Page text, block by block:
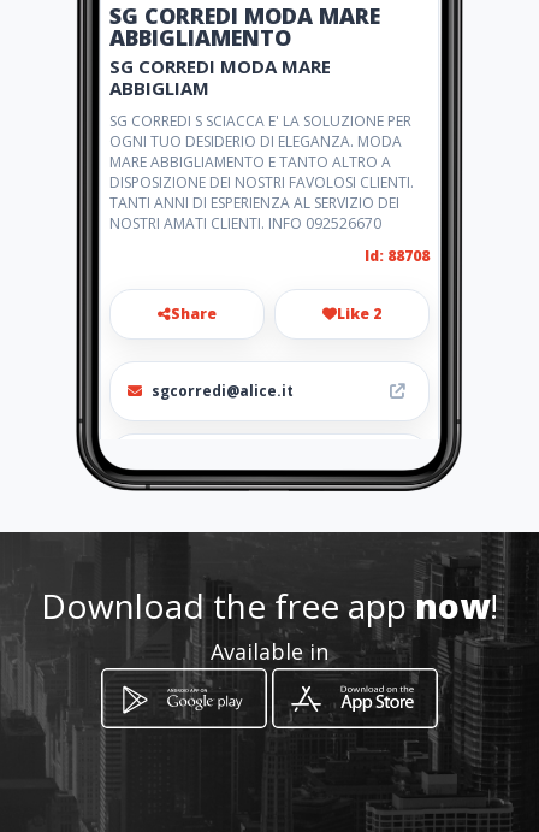
SG CORREDI MODA MARE
ABBIGLIAMENTO
SG CORREDI MODA MARE
ABBIGLIAM
SG CORREDI S SCIACCA E' LA SOLUZIONE PER
OGNI TUO DESIDERIO DI ELEGANZA. MODA
MARE ABBIGLIAMENTO E TANTO ALTRO A
DISPOSIZIONE DEI NOSTRI FAVOLOSI CLIENTI.
TANTI ANNI DI ESPERIENZA AL SERVIZIO DEI
NOSTRI AMATI CLIENTI. INFO 092526670
Id: 88708
Share Like 2
sgcorredi@alice.it
http://sgcorredi.amawebs.co
Location
Download the free appnow!
Available in